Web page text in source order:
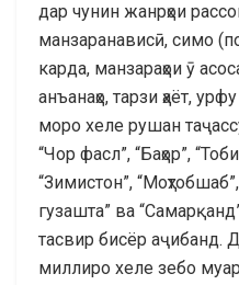
дар чунин жанрҳои
манзаранависӣ, симо
карда, манзараҳои ӯ
анъанаҳо, тарзи ҳаёт,
моро хеле рушан
“Чор фасл”, “Баҳор”,
“Зимистон”,
гузашта” ва
тасвир бисёр аҷибанд.
миллиро хеле зебо